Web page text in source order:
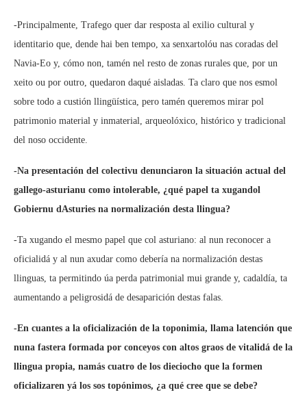
-Principalmente, Trafego quer dar resposta al exilio cultural y
identitario que, dende hai ben tempo, xa senxartolóu nas coradas del
Navia-Eo y, cómo non, tamén nel resto de zonas rurales que, por un
xeito ou por outro, quedaron daqué aisladas. Ta claro que nos esmol
sobre todo a custión llingüística, pero tamén queremos mirar pol
patrimonio material y inmaterial, arqueolóxico, histórico y tradicional
del noso occidente.
-Na presentación del colectivu denunciaron la situación actual del
gallego-asturianu como intolerable, ¿qué papel ta xugandol
Gobiernu dAsturies na normalización desta llingua?
-Ta xugando el mesmo papel que col asturiano: al nun reconocer a
oficialidá y al nun axudar como debería na normalización destas
llinguas, ta permitindo úa perda patrimonial mui grande y, cadaldía, ta
aumentando a peligrosidá de desaparición destas falas.
-En cuantes a la oficialización de la toponimia, llama latención que
nuna fastera formada por conceyos con altos graos de vitalidá de la
llingua propia, namás cuatro de los dieciocho que la formen
oficializaren yá los sos topónimos, ¿a qué cree que se debe?